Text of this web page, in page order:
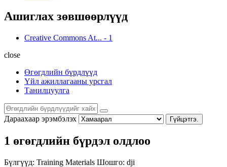
Ашиглах зөвшөөрлүүд
Creative Commons At... - 1
close
Өгөгдлийн бүрдлүүд
Үйл ажиллагааны урсгал
Танилцуулга
Дараахаар эрэмбэлэх Гүйцэтгэ.
1 өгөгдлийн бүрдэл олдлоо
Бүлгүүд: Training Materials Шошго: dji